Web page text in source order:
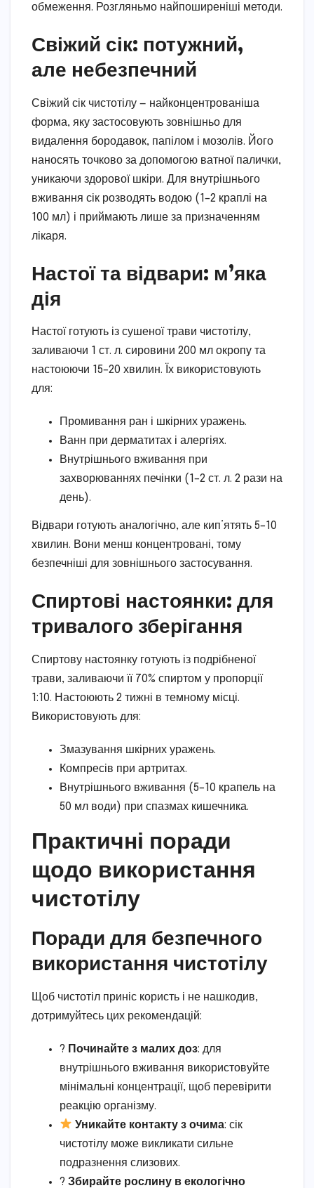
обмеження. Розгляньмо найпоширеніші методи.
Свіжий сік: потужний,
але небезпечний
Свіжий сік чистотілу — найконцентрованіша
форма, яку застосовують зовнішньо для
видалення бородавок, папілом і мозолів. Його
наносять точково за допомогою ватної палички,
уникаючи здорової шкіри. Для внутрішнього
вживання сік розводять водою (1–2 краплі на
100 мл) і приймають лише за призначенням
лікаря.
Настої та відвари: м’яка
дія
Настої готують із сушеної трави чистотілу,
заливаючи 1 ст. л. сировини 200 мл окропу та
настоюючи 15–20 хвилин. Їх використовують
для:
Промивання ран і шкірних уражень.
Ванн при дерматитах і алергіях.
Внутрішнього вживання при
захворюваннях печінки (1–2 ст. л. 2 рази на
день).
Відвари готують аналогічно, але кип’ятять 5–10
хвилин. Вони менш концентровані, тому
безпечніші для зовнішнього застосування.
Спиртові настоянки: для
тривалого зберігання
Спиртову настоянку готують із подрібненої
трави, заливаючи її 70% спиртом у пропорції
1:10. Настоюють 2 тижні в темному місці.
Використовують для:
Змазування шкірних уражень.
Компресів при артритах.
Внутрішнього вживання (5–10 крапель на
50 мл води) при спазмах кишечника.
Практичні поради
щодо використання
чистотілу
Поради для безпечного
використання чистотілу
Щоб чистотіл приніс користь і не нашкодив,
дотримуйтесь цих рекомендацій:
? Починайте з малих доз: для
внутрішнього вживання використовуйте
мінімальні концентрації, щоб перевірити
реакцію організму.
Уникайте контакту з очима: сік
чистотілу може викликати сильне
подразнення слизових.
? Збирайте рослину в екологічно